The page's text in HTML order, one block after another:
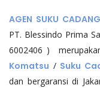
AGEN SUKU
PT. Blessindo Prima
6002406 )
Komatsu / Suku
dan bergaransi di